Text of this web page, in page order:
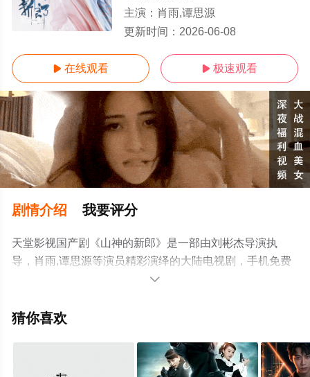
第24集
主演： 肖雨,谭思源
更新时间： 2026-06-08
 在线观看  极速观看
剧情介绍 我要评分
天堂影视国产剧《山神的新郎》是一部由刘彬杰导演执
导，肖雨,谭思源等演员精彩演绎的大陆电视剧，手机免费
观看高清未删减完整版电视剧全集就上天堂电影网，更多
解。

猜你喜欢